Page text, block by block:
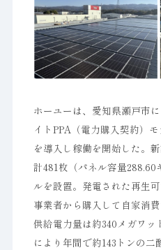
ホーユーは、愛知県瀬戸市
イトPPA（電力購入契約）
を導入し稼働を開始した。
計481枚（パネル容量
ルを設置。発電された再生
事業者から購入して自家消
供給電力量は約340メガワ
により年間で約143トンの二